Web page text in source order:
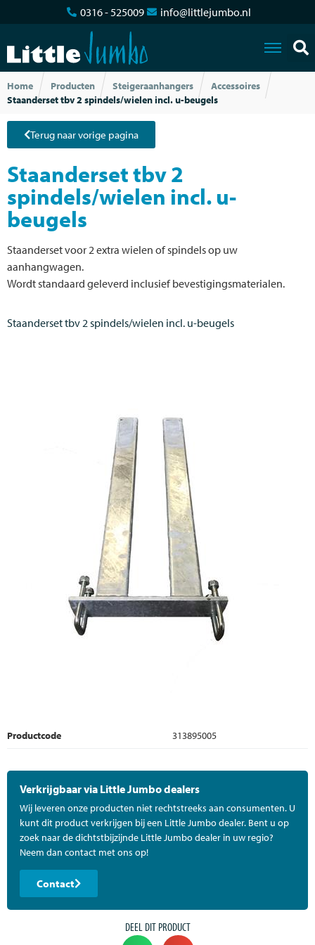
0316 - 525009 info@littlejumbo.nl
Home Producten Steigeraanhangers
Accessoires
Staanderset tbv 2 spindels/wielen incl. u-beugels
Terug naar vorige pagina
Staanderset tbv 2
spindels/wielen incl. u-
beugels
Staanderset voor 2 extra wielen of spindels op uw
aanhangwagen.
Wordt standaard geleverd inclusief bevestigingsmaterialen.
Staanderset tbv 2 spindels/wielen incl. u-beugels
Productcode 313895005
Verkrijgbaar via Little Jumbo dealers
Wij leveren onze producten niet rechtstreeks aan consumenten. U
kunt dit product verkrijgen bij een Little Jumbo dealer. Bent u op
zoek naar de dichtstbijzijnde Little Jumbo dealer in uw regio?
Neem dan contact met ons op!
Contact
DEEL DIT PRODUCT